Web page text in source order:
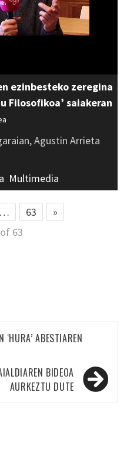
ezinbesteko zeregina
Filosofikoa’ saiakeran
Agustin Arrieta
Multimedia
… 63
»
63
‘HURA’ ABESTIAREN
BIDEOA
AURKEZTU DUTE